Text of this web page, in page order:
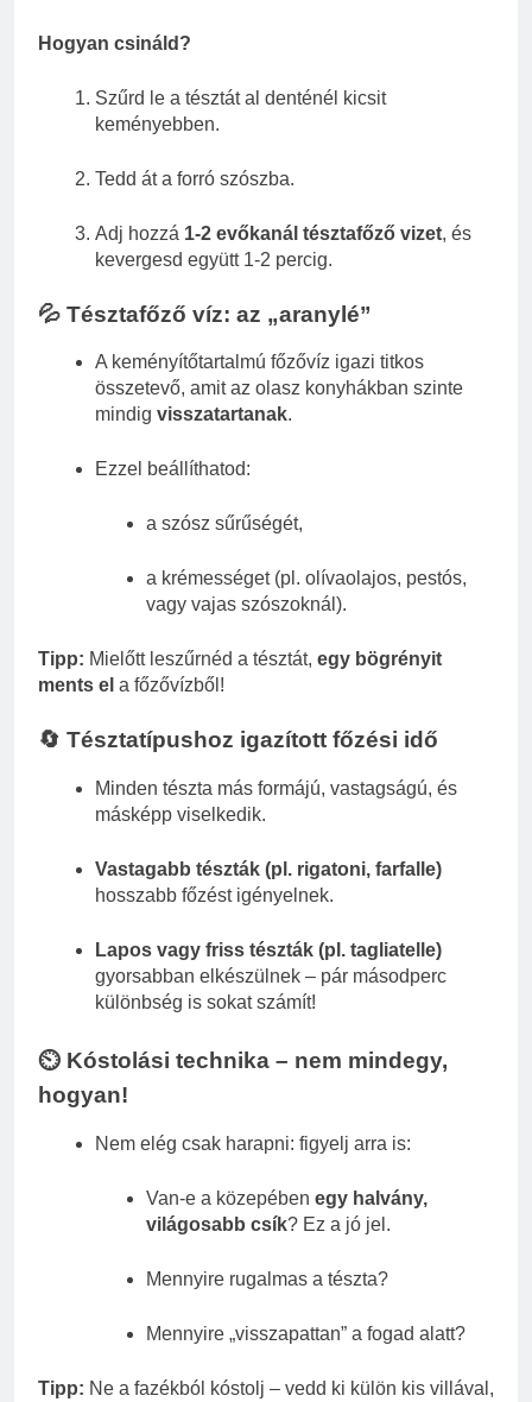
Hogyan csináld?
Szűrd le a tésztát al denténél kicsit
keményebben.
Tedd át a forró szószba.
Adj hozzá 1-2 evőkanál tésztafőző vizet, és
kevergesd együtt 1-2 percig.
💦 Tésztafőző víz: az „aranylé”
A keményítőtartalmú főzővíz igazi titkos
összetevő, amit az olasz konyhákban szinte
mindig visszatartanak.
Ezzel beállíthatod:
a szósz sűrűségét,
a krémességet (pl. olívaolajos, pestós,
vagy vajas szószoknál).
Tipp: Mielőtt leszűrnéd a tésztát, egy bögrényit
ments el a főzővízből!
🔄 Tésztatípushoz igazított főzési idő
Minden tészta más formájú, vastagságú, és
másképp viselkedik.
Vastagabb tészták (pl. rigatoni, farfalle)
hosszabb főzést igényelnek.
Lapos vagy friss tészták (pl. tagliatelle)
gyorsabban elkészülnek – pár másodperc
különbség is sokat számít!
⏲️ Kóstolási technika – nem mindegy,
hogyan!
Nem elég csak harapni: figyelj arra is:
Van-e a közepébenegy halvány,
világosabb csík? Ez a jó jel.
Mennyire rugalmas a tészta?
Mennyire „visszapattan” a fogad alatt?
Tipp: Ne a fazékból kóstolj – vedd ki külön kis villával,